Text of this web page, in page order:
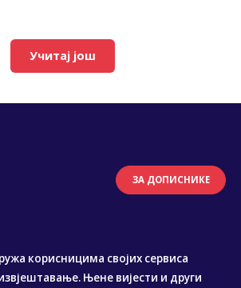
Учитај још
ЗА ДОПИСНИКЕ
корисницима својих сервиса
Њене вијести и други